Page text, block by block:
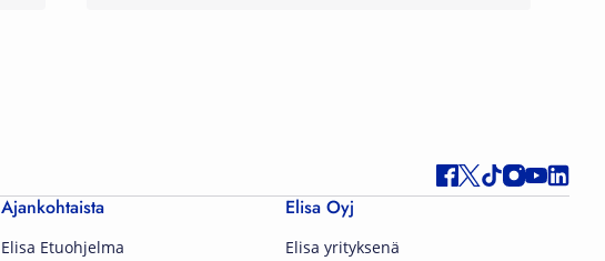
Ajankohtaista
Elisa Etuohjelma
Elisa Oyj
Elisa yrityksenä